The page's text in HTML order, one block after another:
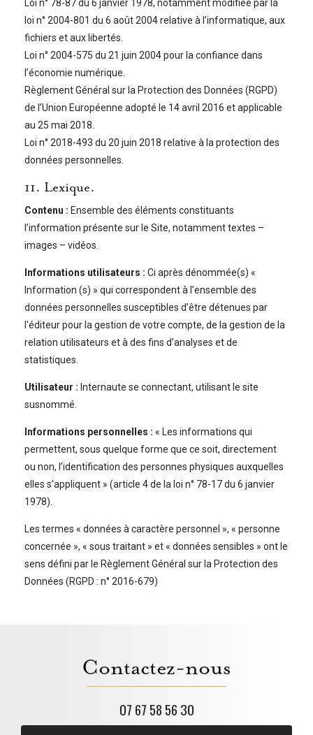
Loi n° 78-87 du 6 janvier 1978, notamment modifiée par la
loi n° 2004-801 du 6 août 2004 relative à l’informatique, aux
fichiers et aux libertés.
Loi n° 2004-575 du 21 juin 2004 pour la confiance dans
l’économie numérique.
Règlement Général sur la Protection des Données (RGPD)
de l’Union Européenne adopté le 14 avril 2016 et applicable
au 25 mai 2018.
Loi n° 2018-493 du 20 juin 2018 relative à la protection des
données personnelles.
11. Lexique.
Contenu : Ensemble des éléments constituants
l’information présente sur le Site, notamment textes –
images – vidéos.
Informations utilisateurs : Ci après dénommée(s) «
Information (s) » qui correspondent à l’ensemble des
données personnelles susceptibles d’être détenues par
l'éditeur pour la gestion de votre compte, de la gestion de la
relation utilisateurs et à des fins d’analyses et de
statistiques.
Utilisateur : Internaute se connectant, utilisant le site
susnommé.
Informations personnelles : « Les informations qui
permettent, sous quelque forme que ce soit, directement
ou non, l’identification des personnes physiques auxquelles
elles s’appliquent » (article 4 de la loi n° 78-17 du 6 janvier
1978).
Les termes « données à caractère personnel », « personne
concernée », « sous traitant » et « données sensibles » ont le
sens défini par le Règlement Général sur la Protection des
Données (RGPD : n° 2016-679)
Contactez-nous
07 67 58 56 30